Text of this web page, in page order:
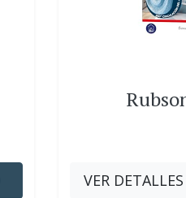
VER DETALLES